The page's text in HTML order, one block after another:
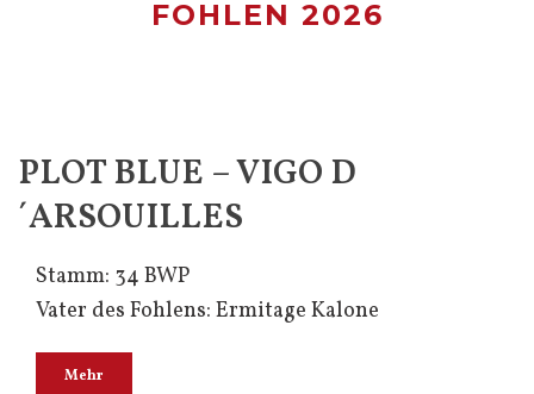
FOHLEN 2026
PLOT BLUE – VIGO D
´ARSOUILLES
Stamm: 34 BWP
Vater des Fohlens: Ermitage Kalone
Mehr